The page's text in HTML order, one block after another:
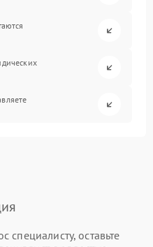
специалисту, оставьте